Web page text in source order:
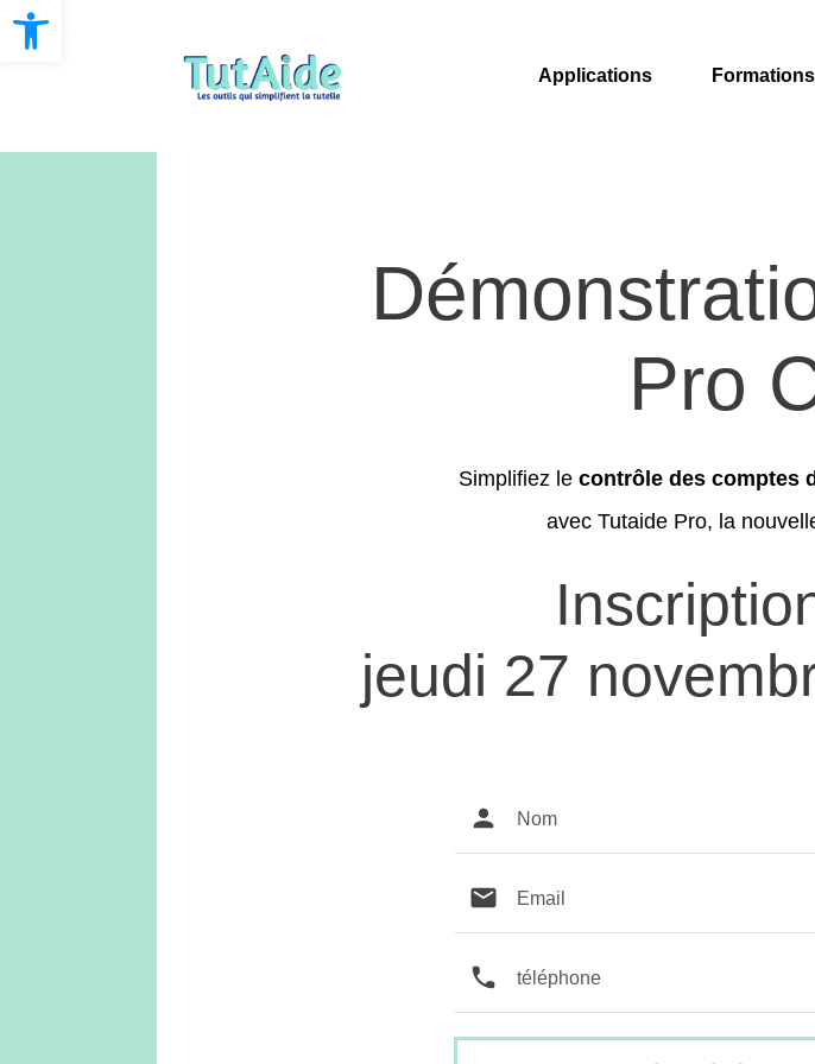
Open toolbar
Applications Formations
Pro
Simplifiez le contrôle des comptes
avec Tutaide Pro, la
jeudi 27